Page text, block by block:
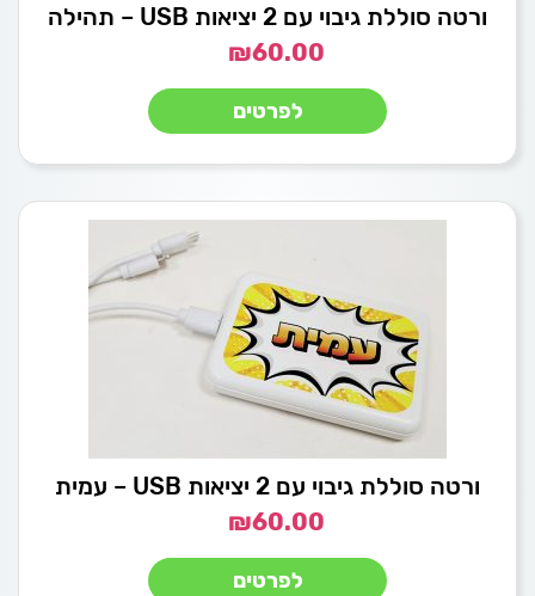
ורטה סוללת גיבוי עם 2 יציאות USB – תהילה
₪60.00
לפרטים
ורטה סוללת גיבוי עם 2 יציאות USB – עמית
₪60.00
לפרטים